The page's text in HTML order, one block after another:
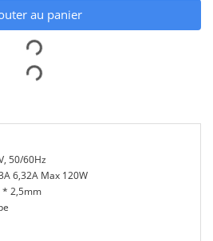
au panier
50/60Hz
6,32A Max 120W
* 2,5mm